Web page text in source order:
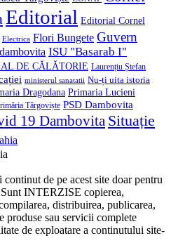
Editorial Editorial Cornel
Electrica Flori Bungete Guvern
ISU "Basarab I"
DE CĂLĂTORIE Laurențiu Ștefan
ministerul sanatatii Nu-ți uita istoria
Dragodana Primaria Lucieni
Târgoviște PSD Dambovita
19 Dambovita Situație
de pe acest site doar pentru
INTERZISE copierea,
distribuirea, publicarea,
produse sau servicii complete
de exploatare a continutului site-